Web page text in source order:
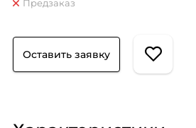
Предзаказ
Оставить заявку